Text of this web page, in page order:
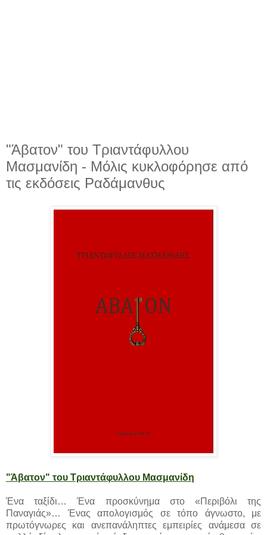
"Άβατον" του Τριαντάφυλλου
Μασμανίδη - Μόλις κυκλοφόρησε από
τις εκδόσεις Ραδάμανθυς
"Άβατον" του Τριαντάφυλλου Μασμανίδη
Ένα ταξίδι… Ένα προσκύνημα στο «Περιβόλι της
Παναγιάς»… Ένας απολογισμός σε τόπο άγνωστο, με
πρωτόγνωρες και ανεπανάληπτες εμπειρίες ανάμεσα σε